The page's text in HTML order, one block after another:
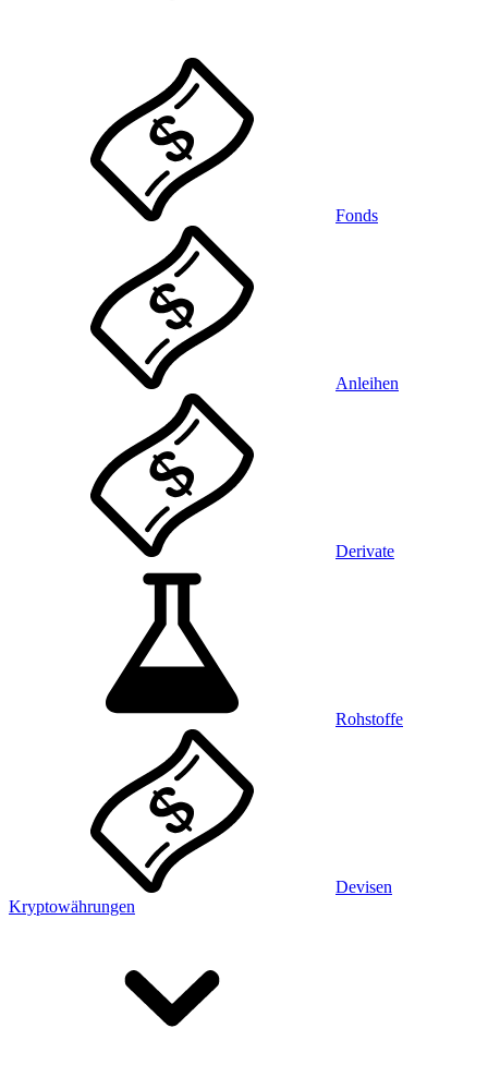
Fonds
Anleihen
Derivate
Rohstoffe
Devisen
Kryptowährungen